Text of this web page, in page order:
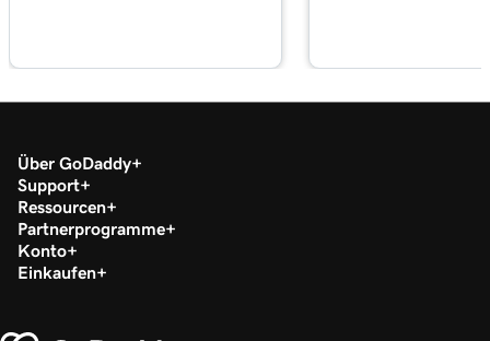
Über GoDaddy
Support
Ressourcen
Partnerprogramme
Konto
Einkaufen